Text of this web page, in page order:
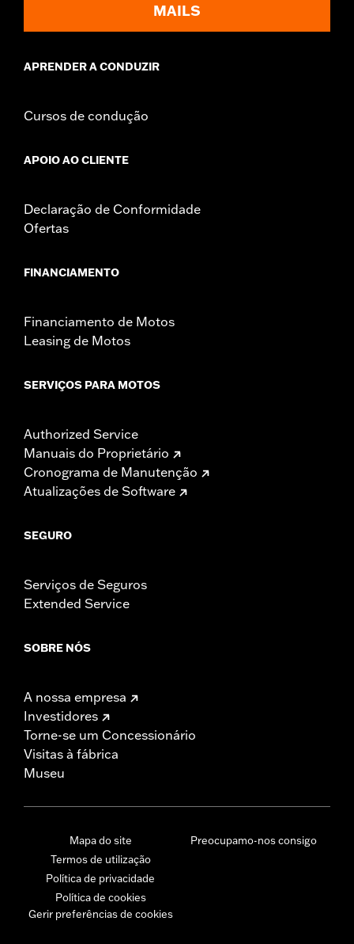
MAILS
APRENDER A CONDUZIR
Cursos de condução
APOIO AO CLIENTE
Declaração de Conformidade
Ofertas
FINANCIAMENTO
Financiamento de Motos
Leasing de Motos
SERVIÇOS PARA MOTOS
Authorized Service
Manuais do Proprietário
Cronograma de Manutenção
Atualizações de Software
SEGURO
Serviços de Seguros
Extended Service
SOBRE NÓS
A nossa empresa
Investidores
Torne-se um Concessionário
Visitas à fábrica
Museu
Mapa do site
Termos de utilização
Política de privacidade
Política de cookies
Gerir preferências de cookies
Preocupamo-nos consigo